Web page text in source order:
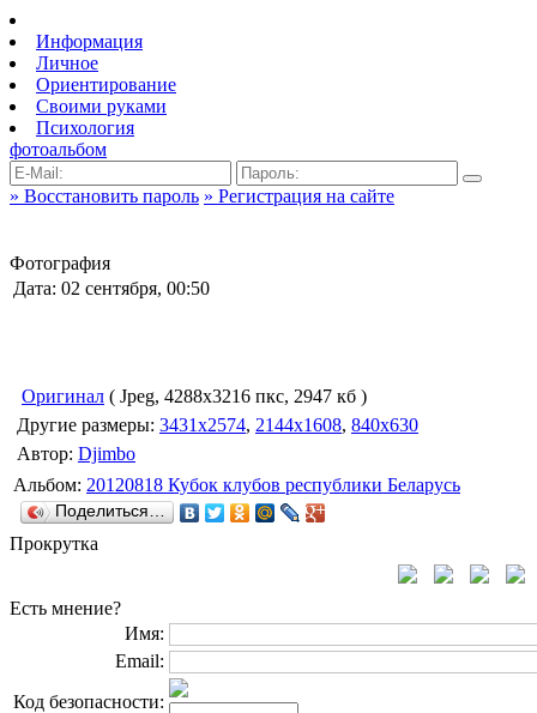
Информация
Личное
Ориентирование
Своими руками
Психология
фотоальбом
» Восстановить пароль » Регистрация на сайте
Фотография
Дата: 02 сентября, 00:50
Оригинал ( Jpeg, 4288x3216 пкс, 2947 кб )
Другие размеры: 3431x2574, 2144x1608, 840x630
Автор: Djimbo
Альбом: 20120818 Кубок клубов республики Беларусь
Поделиться…
Прокрутка
Есть мнение?
Имя:
Email:
Код безопасности: